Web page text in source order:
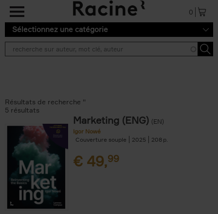
Aller au contenu principal
0
Sélectionnez une catégorie
Résultats de recherche ''
5 résultats
Marketing (ENG) (EN)
Igor Nowé
Couverture souple
2025 208
€ 49,99